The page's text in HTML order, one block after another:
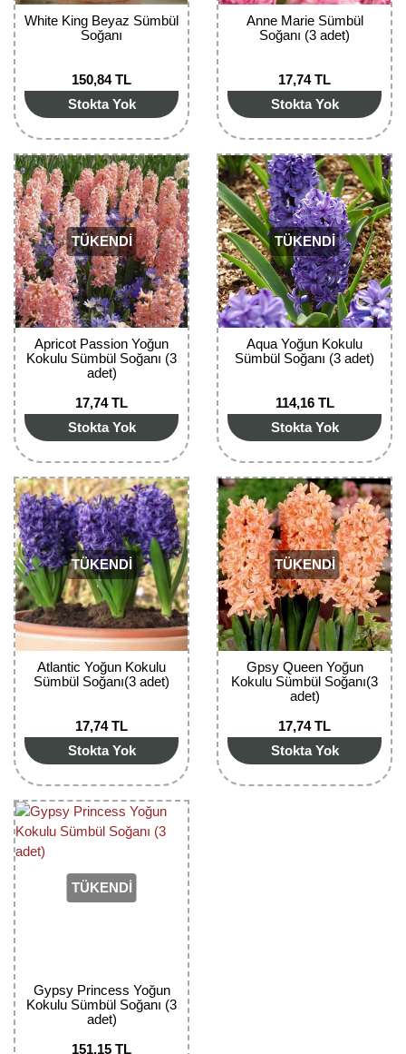
White King Beyaz Sümbül
Soğanı
150,84 TL
Stokta Yok
Anne Marie Sümbül
Soğanı (3 adet)
17,74 TL
Stokta Yok
TÜKENDİ
Apricot Passion Yoğun
Kokulu Sümbül Soğanı (3
adet)
17,74 TL
Stokta Yok
TÜKENDİ
Aqua Yoğun Kokulu
Sümbül Soğanı (3 adet)
114,16 TL
Stokta Yok
TÜKENDİ
Atlantic Yoğun Kokulu
Sümbül Soğanı(3 adet)
17,74 TL
Stokta Yok
TÜKENDİ
Gpsy Queen Yoğun
Kokulu Sümbül Soğanı(3
adet)
17,74 TL
Stokta Yok
TÜKENDİ
Gypsy Princess Yoğun
Kokulu Sümbül Soğanı (3
adet)
151,15 TL
Nadir Çeşit Meyveler
Narenciye Fidanları
Nektarin Fidanı
Papaya Fidanı
Pepino Fidanı
Pitaya Fidanı
Şeftali Fidanı
Trabzon Hurması Fidanı
Üzüm Fidanı
Vişne Fidanı
Yaban Mersini Fidanı
Zeytin Fidanı